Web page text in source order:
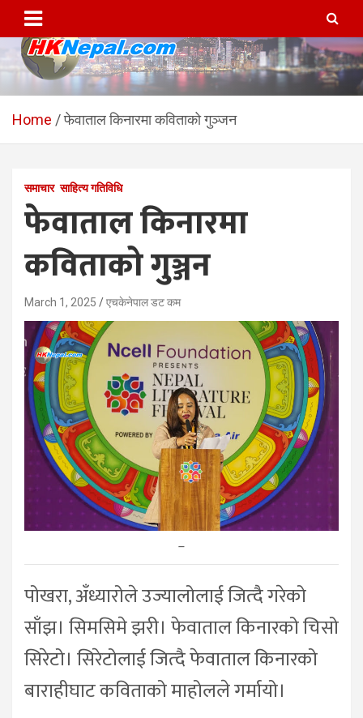
content
HKNepal.com – हङकङबाट
सञ्चालित पहिलो नेपाली अनलाईन
hknepal, hknepal.com, hk nepal, hk nepal com
Home फेवाताल किनारमा कविताको गुञ्जन
समाचार साहित्य गतिविधि
फेवाताल किनारमा
कविताको गुञ्जन
March 1, 2025 एचकेनेपाल डट कम
–
पोखरा, अँध्यारोले उज्यालोलाई जित्दै गरेको
साँझ। सिमसिमे झरी। फेवाताल किनारको चिसो
सिरेटो। सिरेटोलाई जित्दै फेवाताल किनारको
बाराहीघाट कविताको माहोलले गर्मायो।